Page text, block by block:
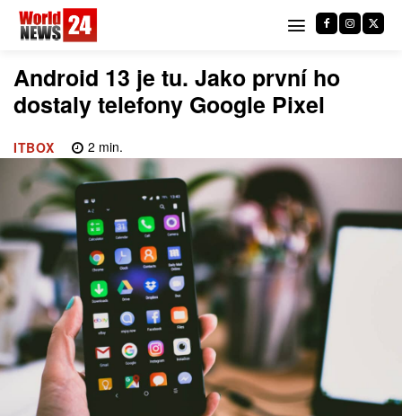
Android 13 je tu. Jako první ho
dostaly telefony Google Pixel
ITBOX 2 min.